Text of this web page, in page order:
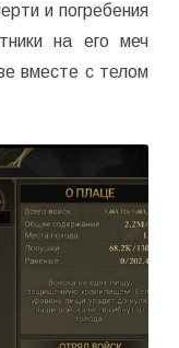
и погребения
на его меч
вместе с телом